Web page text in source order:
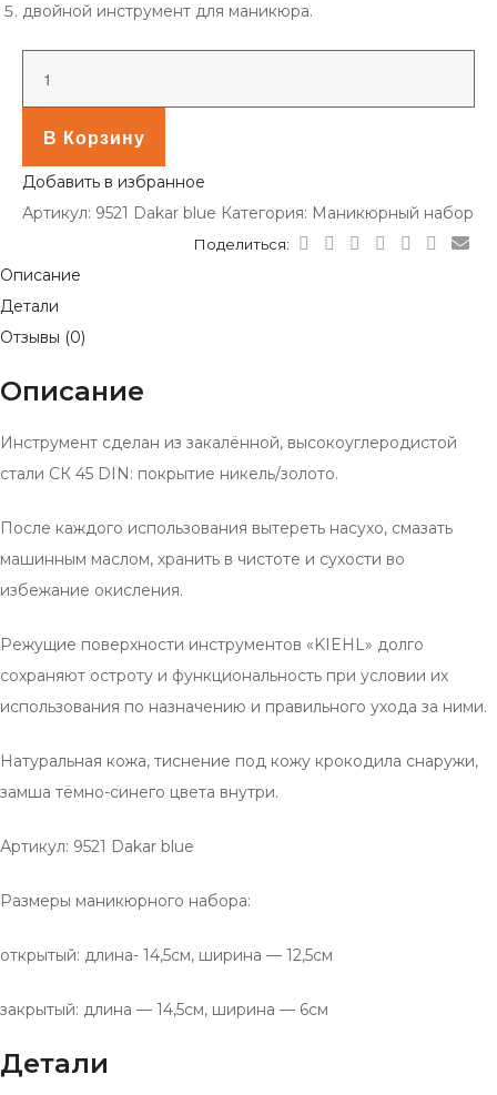
двойной инструмент для маникюра.
В Корзину
Добавить в избранное
Артикул: 9521 Dakar blue Категория: Маникюрный набор
Поделиться:
Описание
Детали
Отзывы (0)
Описание
Инструмент сделан из закалённой, высокоуглеродистой
стали СК 45 DIN: покрытие никель/золото.
После каждого использования вытереть насухо, смазать
машинным маслом, хранить в чистоте и сухости во
избежание окисления.
Режущие поверхности инструментов «KIEHL» долго
сохраняют остроту и функциональность при условии их
использования по назначению и правильного ухода за ними.
Натуральная кожа, тиснение под кожу крокодила снаружи,
замша тёмно-синего цвета внутри.
Артикул: 9521 Dakar blue
Размеры маникюрного набора:
открытый: длина- 14,5см, ширина — 12,5см
закрытый: длина — 14,5см, ширина — 6см
Детали